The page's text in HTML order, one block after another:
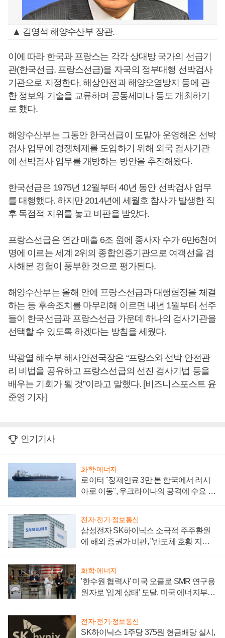
▲ 김영석 해양수산부 장관.
이에 따라 한국과 프랑스는 각각 상대방 국가의 선급기
관(한국선급, 프랑스선급)을 자국의 정부대행 선박검사
기관으로 지정한다. 해상안전과 해양오염방지 등에 관
한 정보와 기술을 교류하며 공동세미나 등도 개최하기
로 했다.
해양수산부는 그동안 한국선급이 도맡아 운영해온 선박
검사 업무에 경쟁체제를 도입하기 위해 외국 검사기관
에 선박검사 업무를 개방하는 방안을 추진해왔다.
한국선급은 1975년 12월부터 40년 동안 선박검사 업무
를 대행했다. 하지만 2014년에 세월호 참사가 발생한 직
후 독점적 지위를 놓고 비판을 받았다.
프랑스선급은 연간 매출 6조 원에 종사자 수가 6만6천여
명에 이르는 세계 2위의 종합인증기관으로 여객선을 검
사해본 경험이 풍부한 것으로 평가된다.
해양수산부는 올해 안에 프랑스선급과 대행협정을 체결
하는 등 후속조치를 마무리해 이르면 내년 1월부터 선주
들이 한국선급과 프랑스선급 가운데 하나의 검사기관을
선택할 수 있도록 하겠다는 방침을 세웠다.
박광열 해수부 해사안전국장은 “프랑스와 선박 안전관
리 비법을 공유하고 프랑스선급의 선진 검사기법 등을
배우는 기회가 될 것”이라고 말했다. [비즈니스포스트 윤
준영 기자]
인기기사
화학·에너지
로이터 "정제연료 3만 톤 한국에서 러시
아로 이동", 우크라이나의 공격에 수요 늘
전자·전기·정보통신
삼성전자 SK하이닉스 소극적 주주환원
에 해외 증권가 비판, "반도체 호황 지속
화학·에너지
'한수원 협력사' 미국 오클로 SMR 연구용
원자로 '임계 상태' 도달, 미국 에너지부
전자·전기·정보통신
SK하이닉스 1주당 375원 현금배당 실시,